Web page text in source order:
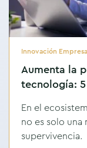
Innovación
Aumenta la
tecnología:
En el
no es solo una
supervivencia.